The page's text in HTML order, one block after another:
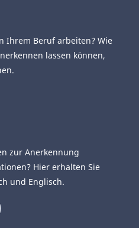
Ihrem Beruf arbeiten? Wie
lassen können,
zur Anerkennung
Hier erhalten Sie
und Englisch.